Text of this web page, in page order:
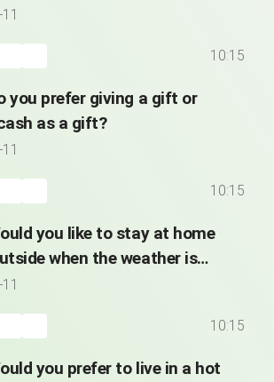
10:15
you prefer giving a gift or
as a gift?
10:15
you like to stay at home
when the weather is
10:15
you prefer to live in a hot